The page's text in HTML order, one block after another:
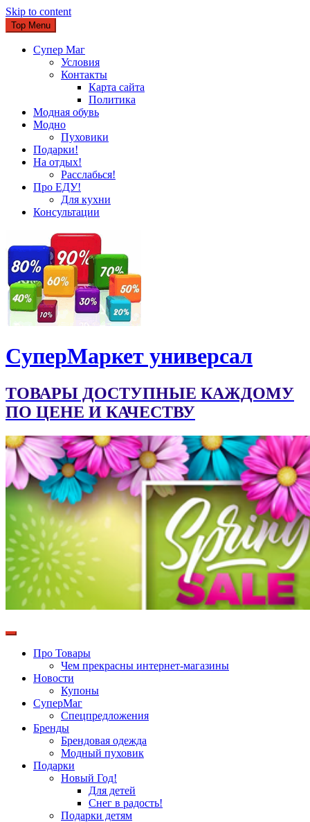
Skip to content
Top Menu
Супер Маг
Условия
Контакты
Карта сайта
Политика
Модная обувь
Модно
Пуховики
Подарки!
На отдых!
Расслабься!
Про ЕДУ!
Для кухни
Консультации
CуперМаркет универсал
ТОВАРЫ ДОСТУПНЫЕ КАЖДОМУ
ПО ЦЕНЕ И КАЧЕСТВУ
Про Товары
Чем прекрасны интернет-магазины
Новости
Купоны
СуперМаг
Спецпредложения
Бренды
Брендовая одежда
Модный пуховик
Подарки
Новый Год!
Для детей
Снег в радость!
Подарки детям